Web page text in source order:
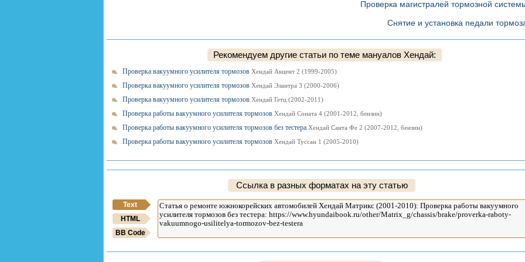
Проверка магистралей тормозной
Снятие и установка педали
Рекомендуем другие статьи по теме мануалов Хендай:
Проверка вакуумного усилителя тормозов Хендай Акцент 2 (1999-2005)
Проверка вакуумного усилителя тормозов Хендай Элантра 3 (2000-2006)
Проверка вакуумного усилителя тормозов Хендай Гетц (2002-2011)
Проверка работы вакуумного усилителя тормозов Хендай Соната 4 (2001-2012, бензин)
Проверка работы вакуумного усилителя тормозов без тестера Хендай Санта Фе 2 (2007-2012, бензин)
Проверка работы вакуумного усилителя тормозов Хендай Туссан 1 (2005-2010)
Ссылка в разных форматах на эту статью
Text
HTML
BB Code